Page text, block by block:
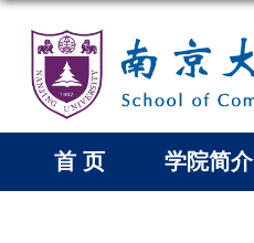
首 页 学院简介